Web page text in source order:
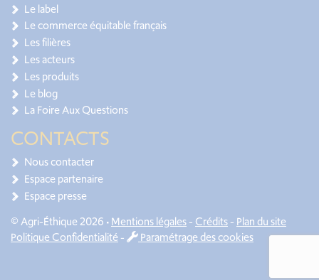
Le label
Le commerce équitable français
Les filières
Les acteurs
Les produits
Le blog
La Foire Aux Questions
CONTACTS
Nous contacter
Espace partenaire
Espace presse
© Agri-Éthique 2026 •Mentions légales- Crédits- Plan du site
Politique Confidentialité- Paramétrage des cookies